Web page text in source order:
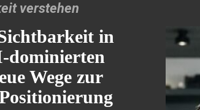
verstehen
in
dominierten
Wege zur